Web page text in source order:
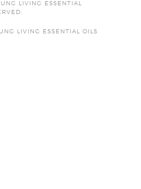
LIVING ESSENTIAL
LIVING ESSENTIAL OILS